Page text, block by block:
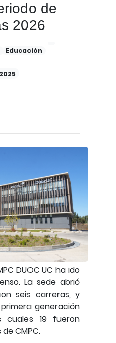
de
2026
Educación
DUOC UC ha ido
La sede abrió
seis carreras, y
generación
cuales 19 fueron
CMPC.